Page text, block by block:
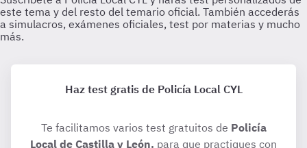
Haz test gratis de Policía Local CYL
Te facilitamos varios test gratuitos de Policía
Local de Castilla y León. para que practiques con